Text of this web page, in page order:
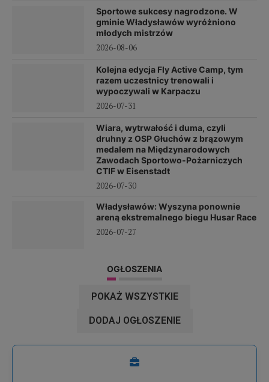
Sportowe sukcesy nagrodzone. W
gminie Władysławów wyróżniono
młodych mistrzów
2026-08-06
Kolejna edycja Fly Active Camp, tym
razem uczestnicy trenowali i
wypoczywali w Karpaczu
2026-07-31
Wiara, wytrwałość i duma, czyli
druhny z OSP Głuchów z brązowym
medalem na Międzynarodowych
Zawodach Sportowo-Pożarniczych
CTIF w Eisenstadt
2026-07-30
Władysławów: Wyszyna ponownie
areną ekstremalnego biegu Husar Race
2026-07-27
OGŁOSZENIA
POKAŻ WSZYSTKIE
DODAJ OGŁOSZENIE